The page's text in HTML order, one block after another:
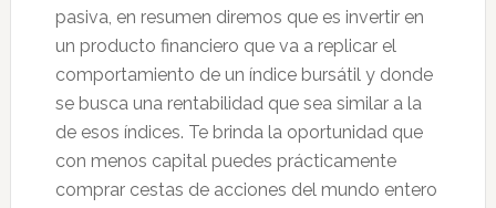
pasiva, en resumen diremos que es invertir en
un producto financiero que va a replicar el
comportamiento de un índice bursátil y donde
se busca una rentabilidad que sea similar a la
de esos índices. Te brinda la oportunidad que
con menos capital puedes prácticamente
comprar cestas de acciones del mundo entero